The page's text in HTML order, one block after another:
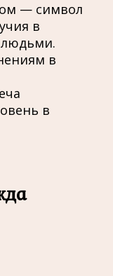
— символ
в
в
в